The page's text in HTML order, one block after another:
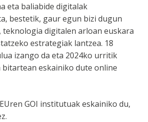
eta baliabide digitalak
bestetik, gaur egun bizi dugun
digitalen arloan euskara
estrategiak lantzea. 18
izango da eta 2024ko urritik
bitartean eskainiko dute online
GOI institutuak eskainiko du,